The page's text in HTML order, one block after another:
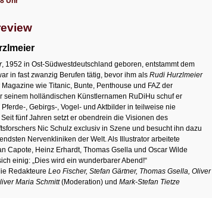
, 1952 in Ost-Südwestdeutschland geboren, entstammt dem
in fast zwanzig Berufen tätig, bevor ihm alsRudi Hurzlmeier
wie Titanic, Bunte, Penthouse und FAZ der
seinem holländischen Künstlernamen RuDiHu schuf er
, Gebirgs-, Vogel- und Aktbilder in teilweise nie
fünf Jahren setzt er obendrein die Visionen des
Nic Schulz exclusiv in Szene und besucht ihn dazu
Nervenkliniken der Welt. Als Illustrator arbeitete
Capote, Heinz Erhardt, Thomas Gsella und Oscar Wilde
einig: „Dies wird ein wunderbarer Abend!“
RedakteureLeo Fischer, Stefan Gärtner, Thomas Gsella, Oliver
Maria Schmitt(Moderation) undMark-Stefan Tietze